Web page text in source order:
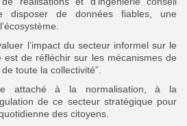
disposer de données fiables, une
l’impact du secteur informel sur le
de réfléchir sur les mécanismes de
toute la collectivité”.
attaché à la normalisation, à la
de ce secteur stratégique pour
des citoyens.